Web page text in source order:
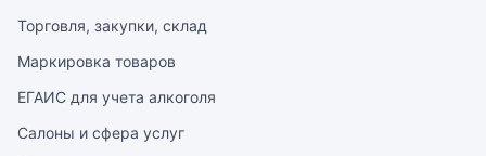
Торговля, закупки, склад
Маркировка товаров
ЕГАИС для учета алкоголя
Салоны и сфера услуг